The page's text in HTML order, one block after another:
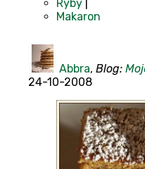
Ryby
Makaron
Abbra, Blog:
24-10-2008